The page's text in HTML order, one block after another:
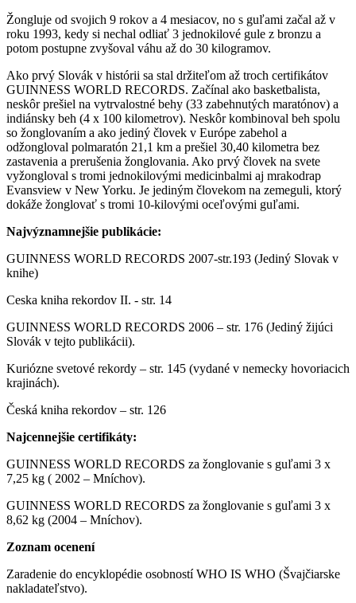
Žongluje od svojich 9 rokov a 4 mesiacov, no s guľami začal až v
roku 1993, kedy si nechal odliať 3 jednokilové gule z bronzu a
potom postupne zvyšoval váhu až do 30 kilogramov.
Ako prvý Slovák v histórii sa stal držiteľom až troch certifikátov
GUINNESS WORLD RECORDS. Začínal ako basketbalista,
neskôr prešiel na vytrvalostné behy (33 zabehnutých maratónov) a
indiánsky beh (4 x 100 kilometrov). Neskôr kombinoval beh spolu
so žonglovaním a ako jediný človek v Európe zabehol a
odžongloval polmaratón 21,1 km a prešiel 30,40 kilometra bez
zastavenia a prerušenia žonglovania. Ako prvý človek na svete
vyžongloval s tromi jednokilovými medicinbalmi aj mrakodrap
Evansview v New Yorku. Je jediným človekom na zemeguli, ktorý
dokáže žonglovať s tromi 10-kilovými oceľovými guľami.
Najvýznamnejšie publikácie:
GUINNESS WORLD RECORDS 2007-str.193 (Jediný Slovak v
knihe)
Ceska kniha rekordov II. - str. 14
GUINNESS WORLD RECORDS 2006 – str. 176 (Jediný žijúci
Slovák v tejto publikácii).
Kuriózne svetové rekordy – str. 145 (vydané v nemecky hovoriacich
krajinách).
Česká kniha rekordov – str. 126
Najcennejšie certifikáty:
GUINNESS WORLD RECORDS za žonglovanie s guľami 3 x
7,25 kg ( 2002 – Mníchov).
GUINNESS WORLD RECORDS za žonglovanie s guľami 3 x
8,62 kg (2004 – Mníchov).
Zoznam ocenení
Zaradenie do encyklopédie osobností WHO IS WHO (Švajčiarske
nakladateľstvo).